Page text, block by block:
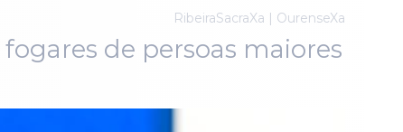
RibeiraSacraXa | OurenseXa
de persoas maiores